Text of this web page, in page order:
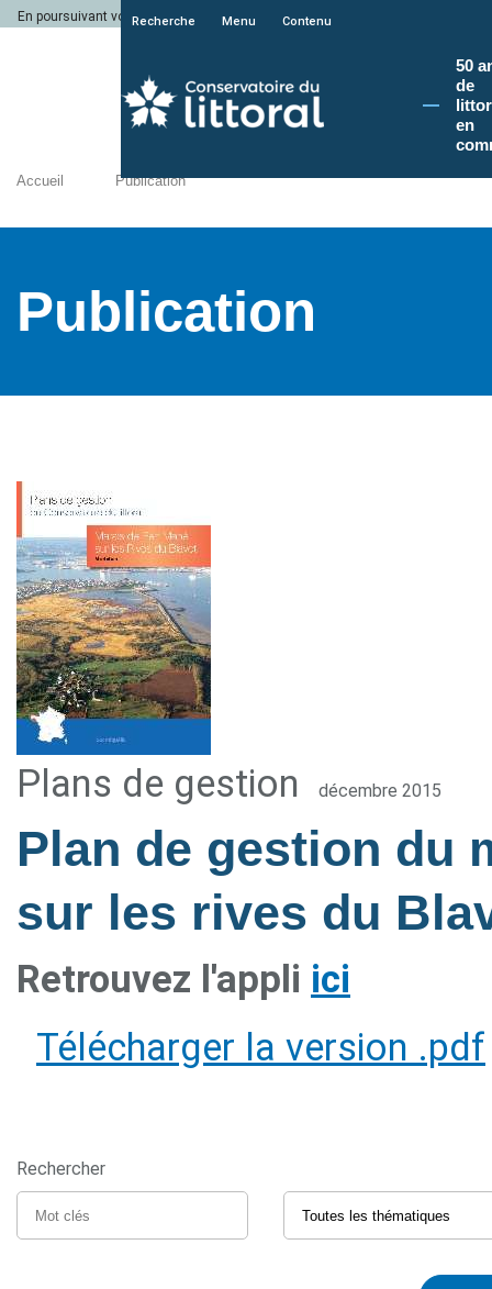
En poursuivant votre navigation sur le site du Conservatoire du littoral, vous
Recherche Menu Contenu
50
de
en
Accueil Publication
Publication
Plans de gestion décembre 2015
Plan de gestion du
sur les rives du
Retrouvez l'appli ici
Télécharger la version .pdf
Rechercher